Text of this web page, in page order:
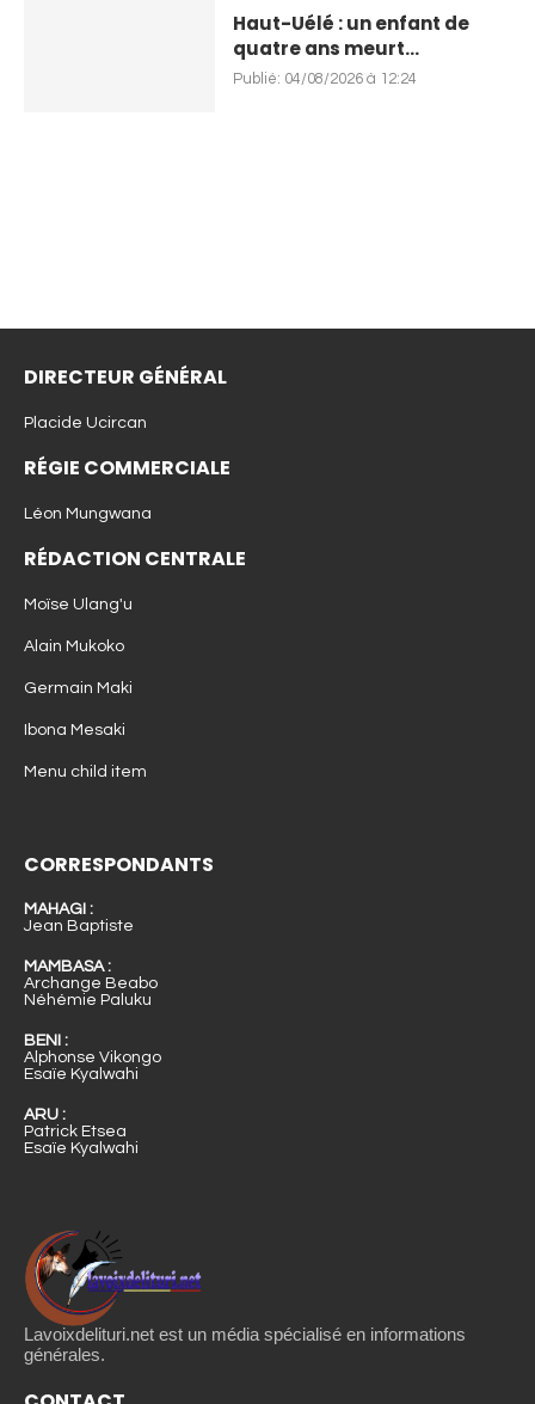
Haut-Uélé : un enfant de
quatre ans meurt...
Publié: 04/08/2026 à 12:24
Lavoixdelituri.net est un média spécialisé en informations
générales.
DIRECTEUR GÉNÉRAL
Placide Ucircan
RÉGIE COMMERCIALE
Léon Mungwana
RÉDACTION CENTRALE
Moïse Ulang'u
Alain Mukoko
Germain Maki
Ibona Mesaki
Menu child item
CORRESPONDANTS
MAHAGI :
Jean Baptiste
MAMBASA :
Archange Beabo
Néhémie Paluku
BENI :
Alphonse Vikongo
Esaïe Kyalwahi
ARU :
Patrick Etsea
Esaïe Kyalwahi